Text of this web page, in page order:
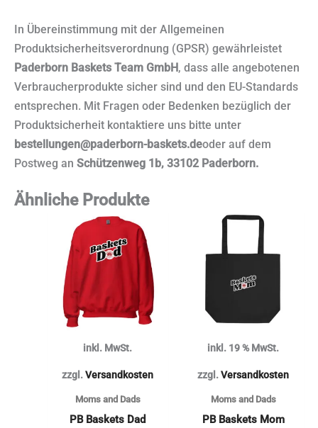
In Übereinstimmung mit der Allgemeinen
Produktsicherheitsverordnung (GPSR) gewährleistet
Paderborn Baskets Team GmbH, dass alle angebotenen
Verbraucherprodukte sicher sind und den EU-Standards
entsprechen. Mit Fragen oder Bedenken bezüglich der
Produktsicherheit kontaktiere uns bitte unter
bestellungen@paderborn-baskets.deoder auf dem
Postweg an Schützenweg 1b, 33102 Paderborn.
Ähnliche Produkte
inkl. MwSt.
zzgl.Versandkosten
Moms and Dads
PB Baskets Dad
Dieses
Produkt
weist
mehrere
Varianten
auf.
Optionen
können
inkl. 19 % MwSt.
zzgl.Versandkosten
Moms and Dads
PB Baskets Mom